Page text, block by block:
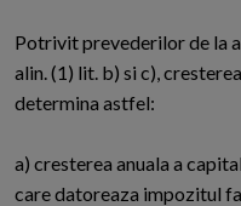
Potrivit prevederilor de la
alin. (1) lit. b) si c),
determina astfel:
a) cresterea anuala a
care datoreaza impozitul